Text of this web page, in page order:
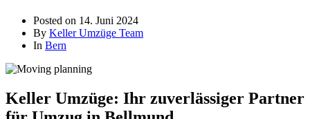
Posted on 14. Juni 2024
By Keller Umzüge Team
In Bern
Keller Umzüge: Ihr zuverlässiger Partner